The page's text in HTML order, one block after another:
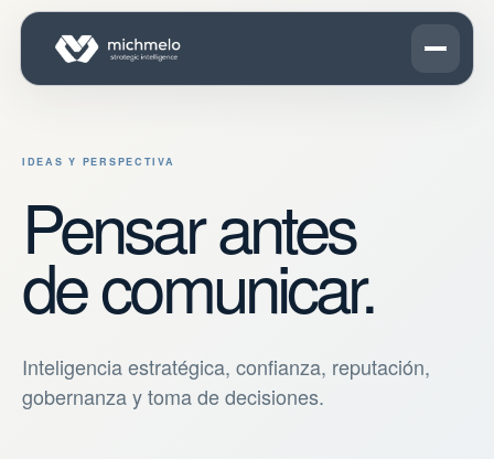
IDEAS Y PERSPECTIVA
Pensar antes
de comunicar.
Inteligencia estratégica, confianza, reputación,
gobernanza y toma de decisiones.